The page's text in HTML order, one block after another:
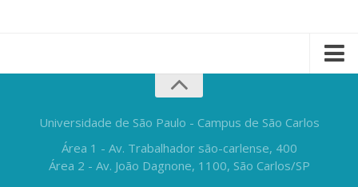
Universidade de São Paulo - Campus de São Carlos
Área 1 - Av. Trabalhador são-carlense, 400
Área 2 - Av. João Dagnone, 1100, São Carlos/SP